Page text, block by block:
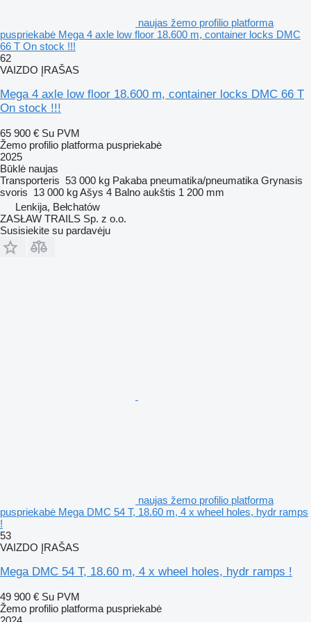
naujas žemo profilio platforma
puspriekabė Mega 4 axle low floor 18.600 m, container locks DMC
66 T On stock !!!
62
VAIZDO ĮRAŠAS
Mega 4 axle low floor 18.600 m, container locks DMC 66 T
On stock !!!
65 900 € Su PVM
Žemo profilio platforma puspriekabė
2025
Būklė naujas
Transporteris 53 000 kg Pakaba pneumatika/pneumatika Grynasis
svoris 13 000 kgAšys 4 Balno aukštis 1 200 mm
Lenkija, Bełchatów
ZASŁAW TRAILS Sp. z o.o.
Susisiekite su pardavėju
naujas žemo profilio platforma
puspriekabė Mega DMC 54 T, 18.60 m, 4 x wheel holes, hydr ramps
!
53
VAIZDO ĮRAŠAS
Mega DMC 54 T, 18.60 m, 4 x wheel holes, hydr ramps !
49 900 € Su PVM
Žemo profilio platforma puspriekabė